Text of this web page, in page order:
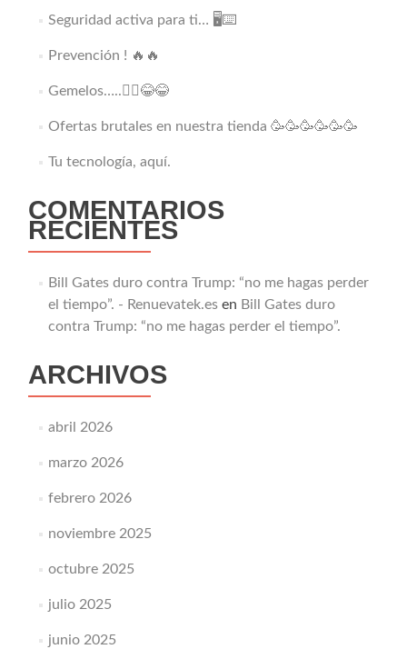
Seguridad activa para ti… 🖥️⌨️
Prevención ! 🔥🔥
Gemelos…..👯‍♂️😂😂
Ofertas brutales en nuestra tienda 🥳🥳🥳🥳🥳🥳
Tu tecnología, aquí.
COMENTARIOS
RECIENTES
Bill Gates duro contra Trump: “no me hagas perder
el tiempo”. - Renuevatek.esen Bill Gates duro
contra Trump: “no me hagas perder el tiempo”.
ARCHIVOS
abril 2026
marzo 2026
febrero 2026
noviembre 2025
octubre 2025
julio 2025
junio 2025